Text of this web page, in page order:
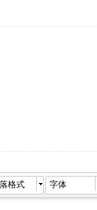
格式 字体